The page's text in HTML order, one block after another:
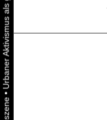
•